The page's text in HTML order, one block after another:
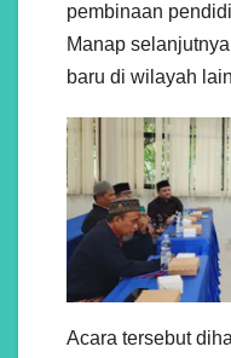
pembinaan
Manap
baru di wilayah
Acara tersebut